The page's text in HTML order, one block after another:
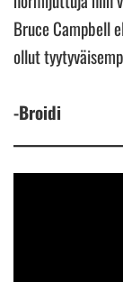
Bruce Campbell
ollut
-Broidi